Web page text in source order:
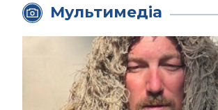
Мультимедіа